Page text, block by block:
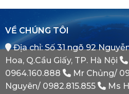
Của
Bình
Minh
Tại
Sao
Dự
Bắt
Phải
VỀ CHÚNG TÔI
Địa chỉ: Số 31 ngõ 92
Hoa, Q.Cầu Giấy, TP. Hà Nội
0964.160.888
Mr Chủng/
Nguyên/ 0982.815.855 Ms